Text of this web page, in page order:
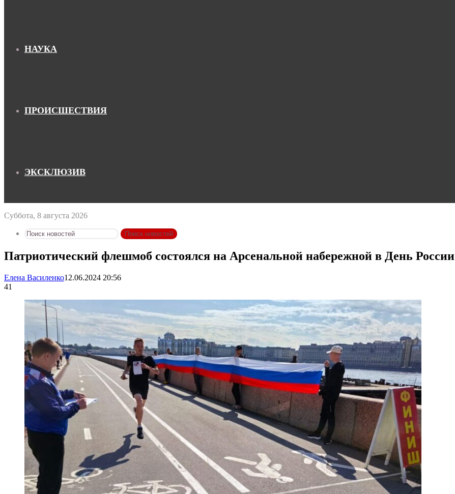
НАУКА
ПРОИСШЕСТВИЯ
ЭКСКЛЮЗИВ
Суббота, 8 августа 2026
Поиск новостей
Патриотический флешмоб состоялся на Арсенальной набережной в День России
Елена Василенко12.06.2024 20:56
41